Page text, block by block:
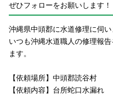
ぜひフォローをお願いします！
沖縄県中頭郡に水道修理に伺い
いつも沖縄水道職人の修理報
ます。
【依頼場所】中頭郡読谷村
【依頼内容】台所蛇口水漏れ